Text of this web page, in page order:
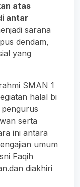
atas
antar
sarana
dendam,
yang
SMAN 1
halal bi
pengurus
serta
ini antara
umum
Faqih
diakhiri